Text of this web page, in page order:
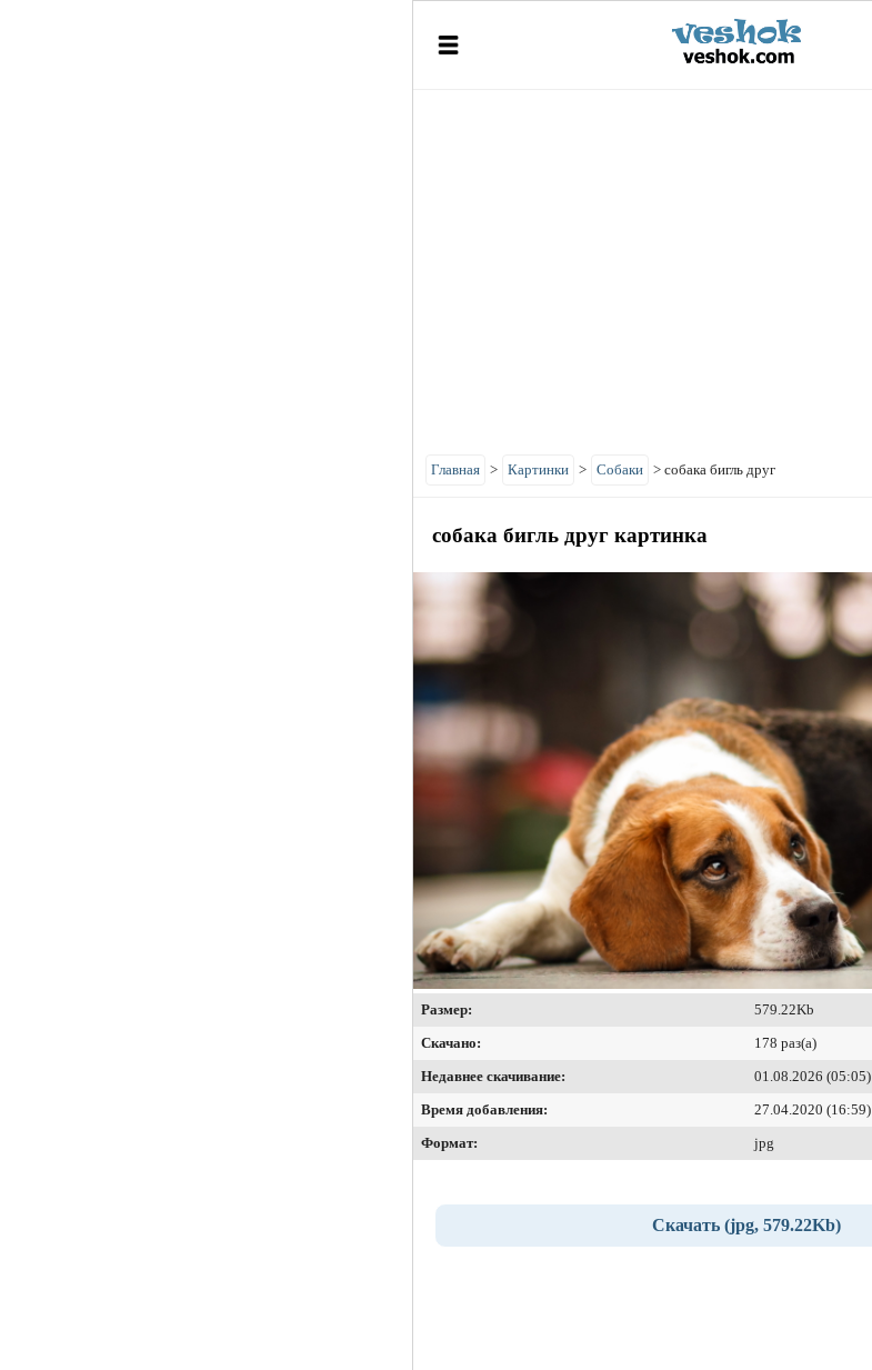
Главная > Картинки > Собаки > собака бигль друг
собака бигль друг картинка
Размер:
579.22Kb
Скачано:
178 раз(а)
Недавнее скачивание:
01.08.2026 (05:05)
Время добавления:
27.04.2020 (16:59)
Формат:
jpg
Скачать (jpg, 579.22Kb)